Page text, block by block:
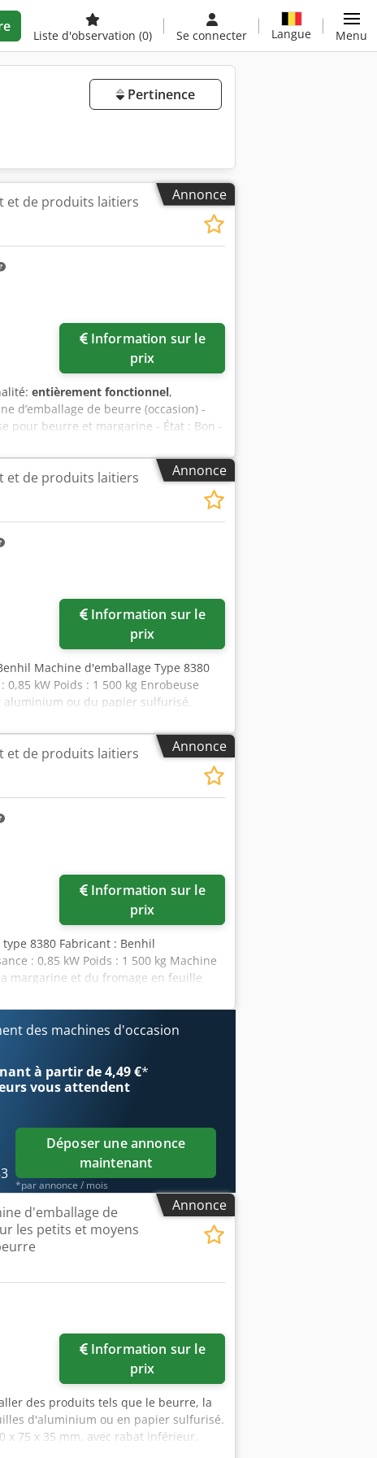
Liste d'observation (0) Se connecter Langue Menu
Pertinence
Annonce
et de produits laitiers
Information sur le
prix
entièrement fonctionnel,
d’emballage de beurre (occasion) -
pour beurre et margarine - État : Bon -
Formats : 250 g et 125 g - Inclus :
GIGANT (colleuse automatique) -
du beurre À vendre : machine
a bénéficié d’une révision
un excellent état technique et
jusqu’à 4 800 emballages par
8380 est réputée pour sa
fiable, même en
est idéale pour une utilisation
du beurre. Elle offre une technologie
complémentaires, photos et
Annonce
et de produits laitiers
Information sur le
prix
Machine d'emballage Type 8380
kW Poids : 1 500 kg Enrobeuse
ou du papier sulfurisé.
Ezopfx Ak Ueck Capacité : jusqu'à 40
Disponibilité : En stock Livraison :
Annonce
et de produits laitiers
Information sur le
prix
8380 Fabricant : Benhil
: 0,85 kW Poids : 1 500 kg Machine
margarine et du fromage en feuille
100 x 75 x 35 mm. Capacité :
: Occasion Disponibilité : En stock
des machines d'occasion
à partir de 4,49 €*
vous attendent
Déposer une annonce
maintenant
*par annonce / mois
Annonce
d'emballage de
les petits et moyens
Information sur le
prix
des produits tels que le beurre, la
d'aluminium ou en papier sulfurisé.
75 x 35 mm, avec rabat inférieur.
un guide en aluminium et une vis